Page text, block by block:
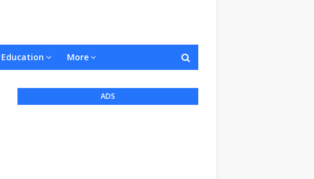
Education More
ADS